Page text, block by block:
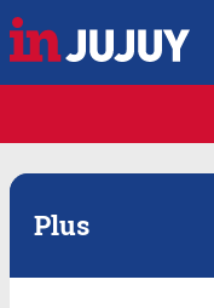
Plus